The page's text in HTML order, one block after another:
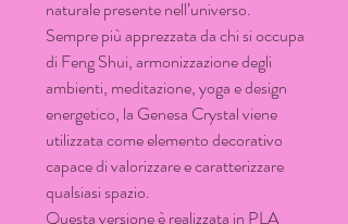
naturale presente nell’universo.
Sempre più apprezzata da chi si occupa
di Feng Shui, armonizzazione degli
ambienti, meditazione, yoga e design
energetico, la Genesa Crystal viene
utilizzata come elemento decorativo
capace di valorizzare e caratterizzare
qualsiasi spazio.
Questa versione è realizzata in PLA